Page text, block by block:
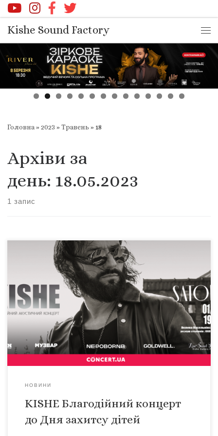
Перейти до вмісту
Kishe Sound Factory
Головна»2023 »Травень »18
Архіви за
день: 18.05.2023
1 запис
Перший день літа, теплий, акустичний формат, музика
від сердця і до ваших сердець! Запрошую на наш
виступ 1.06.2023 в ресторан @Satori Київ вул.Велика
Васильківська 44а.Другий поверх, велика зала та тераса
будуть окутані нашою живою музикою , приємним
спілкуванням, смачними стравами, напоями і доброю
справою! Першого червня міжнародний день захисту
дітей 40% зібраних […]
НОВИНИ
KISHE Благодійний концерт
до Дня захитсу дітей